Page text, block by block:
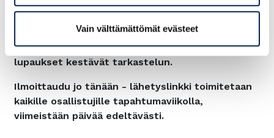
Vain välttämättömät evästeet
vastuullisuusväittämien kanssa luottavaisin mielin
– varmana siitä, että viestintä, pakkaukset ja
lupaukset kestävät tarkastelun.
Ilmoittaudu jo tänään - lähetyslinkki toimitetaan
kaikille osallistujille tapahtumaviikolla,
viimeistään päivää edeltävästi.